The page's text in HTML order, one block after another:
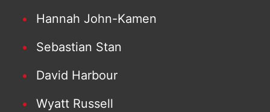
Hannah John-Kamen
Sebastian Stan
David Harbour
Wyatt Russell